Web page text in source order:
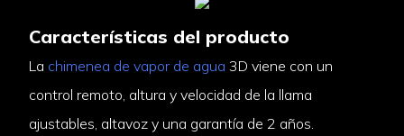
Características del producto
La chimenea de vapor de agua 3D viene con un
control remoto, altura y velocidad de la llama
ajustables, altavoz y una garantía de 2 años.